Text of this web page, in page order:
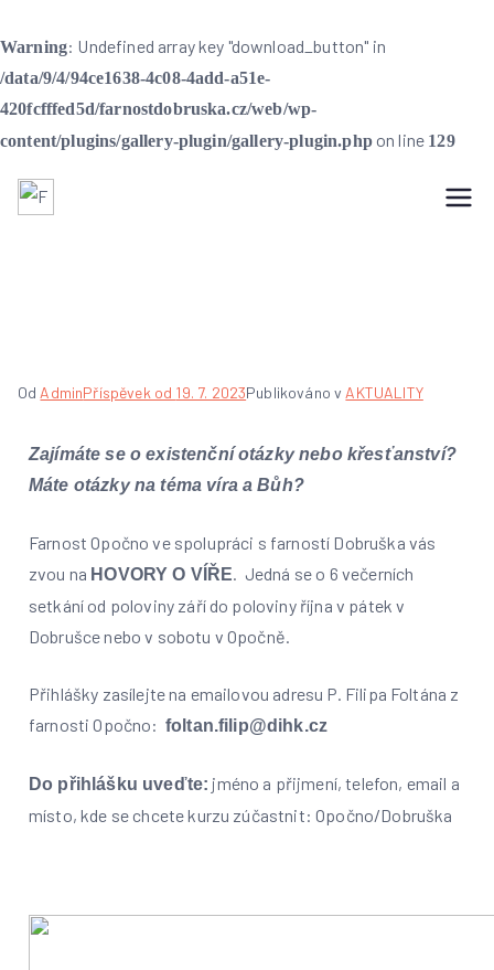
Warning: Undefined array key "download_button" in
/data/9/4/94ce1638-4c08-4add-a51e-
420fcfffed5d/farnostdobruska.cz/web/wp-
content/plugins/gallery-plugin/gallery-plugin.phpon line 129
Od AdminPříspěvek od 19. 7. 2023Publikováno v AKTUALITY
Zajímáte se o existenční otázky nebo křesťanství?
Máte otázky na téma víra a Bůh?
Farnost Opočno ve spolupráci s farností Dobruška vás
zvou na HOVORY O VÍŘE. Jedná se o 6 večerních
setkání od poloviny září do poloviny října v pátek v
Dobrušce nebo v sobotu v Opočně.
Přihlášky zasílejte na emailovou adresu P. Filipa Foltána z
farnosti Opočno: foltan.filip@dihk.cz
Do přihlášku uveďte: jméno a přijmení, telefon, email a
místo, kde se chcete kurzu zúčastnit: Opočno/Dobruška